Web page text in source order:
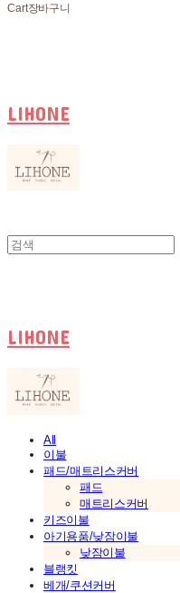
Cart장바구니
LIHONE
LIHONE
All
이불
패드/매트리스커버
패드
매트리스커버
키즈이불
아기용품/낮잠이불
낮잠이불
블랭킷
베개/쿠션커버